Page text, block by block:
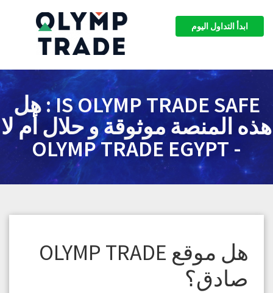
ابدأ التداول اليوم
IS OLYMP TRADE SAFE : هل
هذه المنصة موثوقة و حلال أم لا
- OLYMP TRADE EGYPT
هل موقع OLYMP TRADE
صادق؟